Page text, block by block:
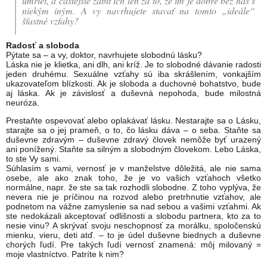
niekým iným. A vy navrhujete stavať na tomto „ideále“
šťastné vzťahy?
Radosť a sloboda
Pýtate sa – a vy, doktor, navrhujete slobodnú lásku?
Láska nie je klietka, ani dlh, ani kríž. Je to slobodné dávanie radosti
jeden druhému. Sexuálne vzťahy sú iba skrášlením, vonkajším
ukazovateľom blízkosti. Ak je sloboda a duchovné bohatstvo, bude
aj láska. Ak je závislosť a duševná nepohoda, bude milostná
neuróza.
Prestaňte ospevovať alebo oplakávať lásku. Nestarajte sa o Lásku,
starajte sa o jej prameň, o to, čo lásku dáva – o seba. Staňte sa
duševne zdravým – duševne zdravý človek nemôže byť urazený
ani ponížený. Staňte sa silným a slobodným človekom. Lebo Láska,
to ste Vy sami.
Súhlasím s vami, vernosť je v manželstve dôležitá, ale nie sama
osebe, ale ako znak toho, že je vo vašich vzťahoch všetko
normálne, napr. že ste sa tak rozhodli slobodne. Z toho vyplýva, že
nevera nie je príčinou na rozvod alebo pretrhnutie vzťahov, ale
podnetom na vážne zamyslenie sa nad sebou a vašimi vzťahmi. Ak
ste nedokázali akceptovať odlišnosti a slobodu partnera, kto za to
nesie vinu? A skrývať svoju neschopnosť za morálku, spoločenskú
mienku, vieru, deti atď. – to je údel duševne biednych a duševne
chorých ľudí. Pre takých ľudí vernosť znamená: môj milovaný =
moje vlastníctvo. Patríte k nim?